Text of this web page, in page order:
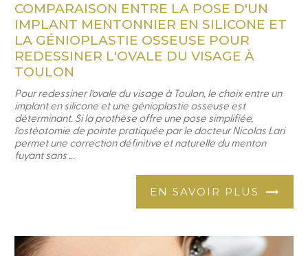
COMPARAISON ENTRE LA POSE D'UN
IMPLANT MENTONNIER EN SILICONE ET
LA GÉNIOPLASTIE OSSEUSE POUR
REDESSINER L'OVALE DU VISAGE À
TOULON
Pour redessiner l'ovale du visage à Toulon, le choix entre un
implant en silicone et une génioplastie osseuse est
déterminant. Si la prothèse offre une pose simplifiée,
l'ostéotomie de pointe pratiquée par le docteur Nicolas Lari
permet une correction définitive et naturelle du menton
fuyant sans ...
EN SAVOIR PLUS